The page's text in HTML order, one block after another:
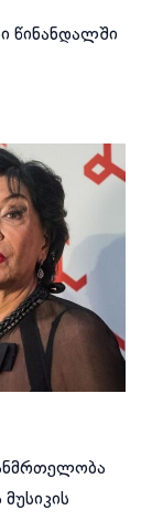
წინანდალში